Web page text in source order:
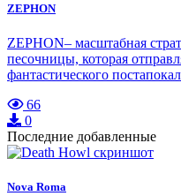
ZEPHON
ZEPHON– масштабная
песочницы, которая
фантастического
66
0
Последние добавленные
Nova Roma